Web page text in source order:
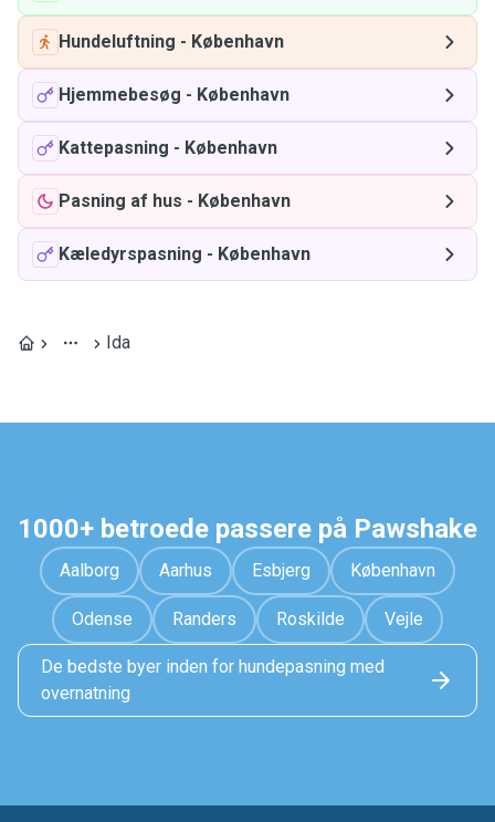
Hundeluftning - København
Hjemmebesøg - København
Kattepasning - København
Pasning af hus - København
Kæledyrspasning - København
Ida
1000+ betroede passere på Pawshake
Aalborg Aarhus Esbjerg København
Odense Randers Roskilde Vejle
De bedste byer inden for hundepasning med
overnatning